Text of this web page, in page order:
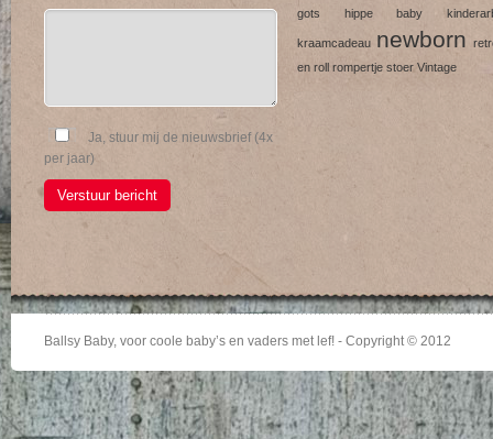
Ja, stuur mij de nieuwsbrief (4x
per jaar)
Verstuur bericht
gots
hippe baby
kraamcadeau newborn
en roll rompertje stoer Vintage
Ballsy Baby, voor coole baby’s en vaders met lef! - Copyright © 2012